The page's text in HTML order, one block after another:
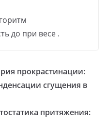
до при весе .
прокрастинации:
сгущения в
притяжения: